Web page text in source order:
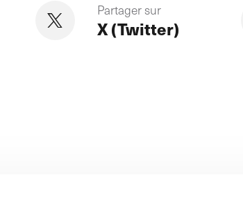
Partager sur
X (Twitter)